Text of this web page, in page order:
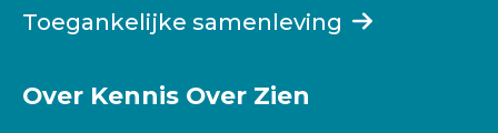
Toegankelijke samenleving
Over Kennis Over Zien